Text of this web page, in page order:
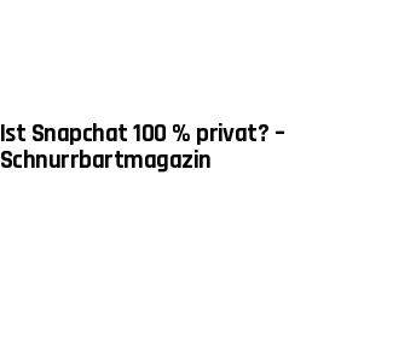
Ist Snapchat 100 % privat? –
Schnurrbartmagazin